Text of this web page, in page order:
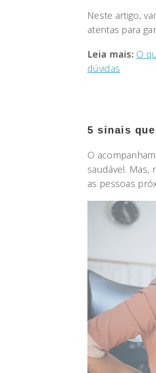
Neste artigo,
atentas para
Leia mais: O
dúvidas
5 sinais
O
saudável.
as pessoas